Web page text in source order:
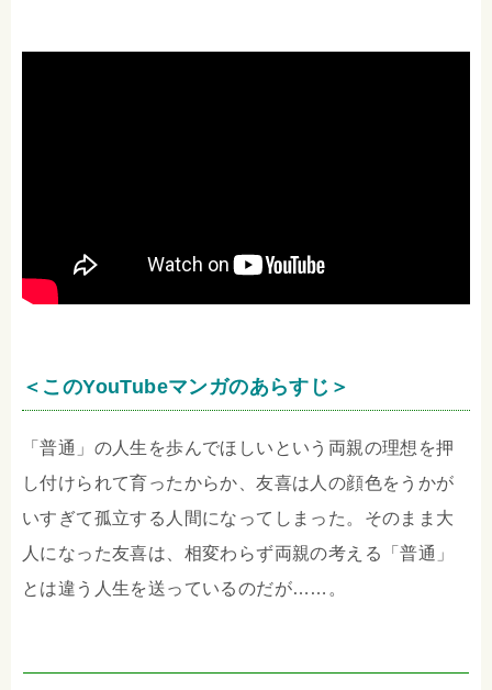
＜このYouTubeマンガのあらすじ＞
「普通」の人生を歩んでほしいという両親の理想を押
し付けられて育ったからか、友喜は人の顔色をうかが
いすぎて孤立する人間になってしまった。そのまま大
人になった友喜は、相変わらず両親の考える「普通」
とは違う人生を送っているのだが……。